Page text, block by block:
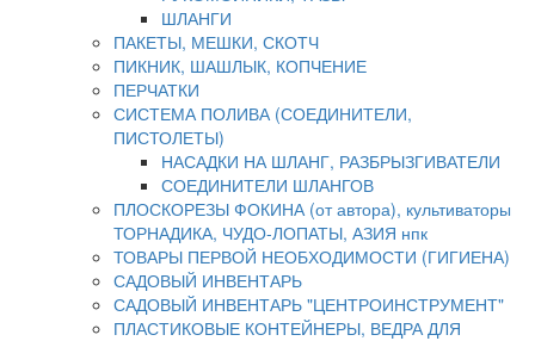
ШЛАНГИ
ПАКЕТЫ, МЕШКИ, СКОТЧ
ПИКНИК, ШАШЛЫК, КОПЧЕНИЕ
ПЕРЧАТКИ
СИСТЕМА ПОЛИВА (СОЕДИНИТЕЛИ,
ПИСТОЛЕТЫ)
НАСАДКИ НА ШЛАНГ, РАЗБРЫЗГИВАТЕЛИ
СОЕДИНИТЕЛИ ШЛАНГОВ
ПЛОСКОРЕЗЫ ФОКИНА (от автора), культиваторы
ТОРНАДИКА, ЧУДО-ЛОПАТЫ, АЗИЯ нпк
ТОВАРЫ ПЕРВОЙ НЕОБХОДИМОСТИ (ГИГИЕНА)
САДОВЫЙ ИНВЕНТАРЬ
САДОВЫЙ ИНВЕНТАРЬ "ЦЕНТРОИНСТРУМЕНТ"
ПЛАСТИКОВЫЕ КОНТЕЙНЕРЫ, ВЕДРА ДЛЯ